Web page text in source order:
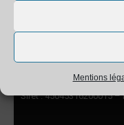
Mentions
Siret : 45045316200015 –